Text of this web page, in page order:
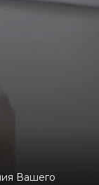
Вашего